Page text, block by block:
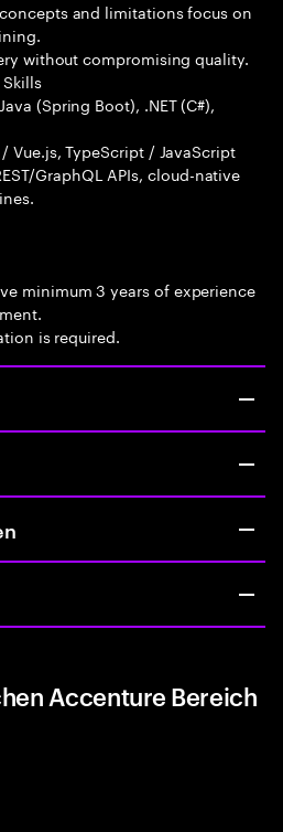
and limitations focus on
without compromising quality.
(Spring Boot), .NET (C#),
Vue.js, TypeScript / JavaScript
GraphQL APIs, cloud-native
minimum 3 years of experience
is required.
Accenture Bereich